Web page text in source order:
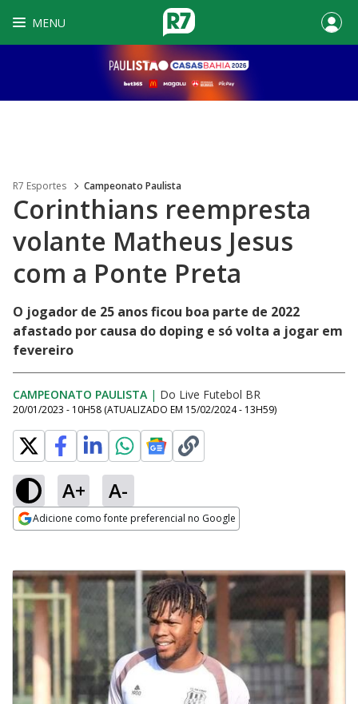
MENU
R7 Esportes Campeonato Paulista
Corinthians reempresta
volante Matheus Jesus
com a Ponte Preta
O jogador de 25 anos ficou boa parte de 2022
afastado por causa do doping e só volta a jogar em
fevereiro
CAMPEONATO PAULISTA | Do Live Futebol BR
20/01/2023 - 10H58 (ATUALIZADO EM 15/02/2024 - 13H59)
A+ A-
Adicione como fonte preferencial no Google